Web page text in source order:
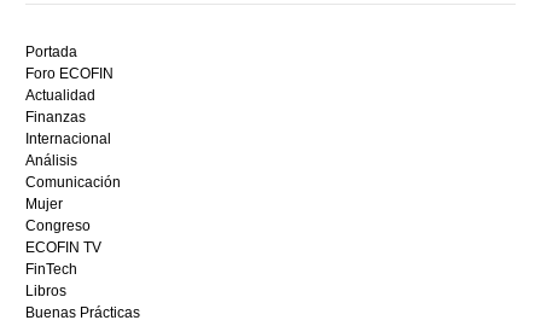
mejor
bono
sin
depósito
casino
en
España,
visita
este
sitio
restaurantedonmauro.es
y
Portada
Foro ECOFIN
Actualidad
Finanzas
Internacional
Análisis
Comunicación
Mujer
Congreso
ECOFIN TV
FinTech
Libros
Buenas Prácticas